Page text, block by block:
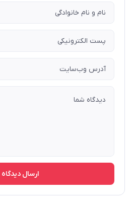
ارسال دیدگاه